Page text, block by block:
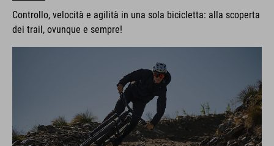
Controllo, velocità e agilità in una sola bicicletta: alla scoperta
dei trail, ovunque e sempre!